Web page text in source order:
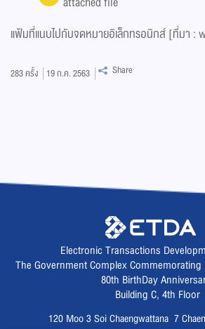
แฟ้มที่แนบไปกับจดหมายอิเล็กทรอนิกส์ [ที่มา :
283ครั้ง 19 ก.ค. 2563 Share
Electronic Transactions
The Government Complex
80th BirthDay
Building C, 4th Floor
120 Moo 3 Soi Chaengwattana 7